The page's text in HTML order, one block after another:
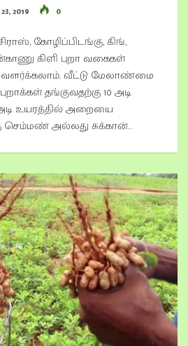
2019 0
கோழிப்பிடங்கு, கிங்,
கிளி புறா வகைகள்
வீட்டு மேலாண்மை
தங்குவதற்கு 10 அடி
உயரத்தில் அறையை
செம்மண் அல்லது சுக்கான்…